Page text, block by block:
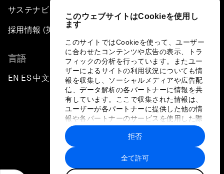
このウェブサイトはCookieを使用し
ます
このサイトではCookieを使って、ユーザー
に合わせたコンテンツや広告の表示、トラ
フィックの分析を行っています。またユー
ザーによるサイトの利用状況についても情
報を収集し、ソーシャルメディアや広告配
信、データ解析の各パートナーに情報を共
有しています。ここで収集された情報は、
ユーザーが各パートナーに提供した他の情
報や各パートナーのサービスを使用した際
に収集された情報と組み合わされ、各パー
トナーによって使用されることがありま
す。
全て許可
拒否
サステナビリティへの取り組み
採用情報 (英語のみ)
言語
EN ▪ES▪中文▪ 日本語
プライバシーポリシーと利用規約
サイトマップ